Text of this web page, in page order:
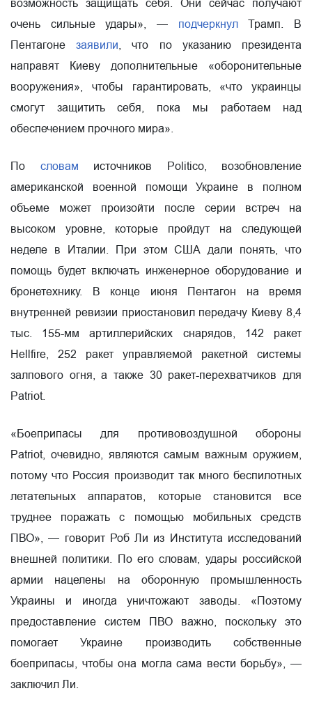
возможность защищать себя. Они сейчас получают
очень сильные удары», — подчеркнулТрамп. В
Пентагонезаявили, что по указанию президента
направят Киеву дополнительные «оборонительные
вооружения», чтобы гарантировать, «что украинцы
смогут защитить себя, пока мы работаем над
обеспечением прочного мира».
По словам источников Politico, возобновление
американской военной помощи Украине в полном
объеме может произойти после серии встреч на
высоком уровне, которые пройдут на следующей
неделе в Италии. При этом США дали понять, что
помощь будет включать инженерное оборудование и
бронетехнику. В конце июня Пентагон на время
внутренней ревизии приостановил передачу Киеву 8,4
тыс. 155-мм артиллерийских снарядов, 142 ракет
Hellfire, 252 ракет управляемой ракетной системы
залпового огня, а также 30 ракет-перехватчиков для
Patriot.
«Боеприпасы для противовоздушной обороны
Patriot, очевидно, являются самым важным оружием,
потому что Россия производит так много беспилотных
летательных аппаратов, которые становится все
труднее поражать с помощью мобильных средств
ПВО», — говорит Роб Ли из Института исследований
внешней политики. По его словам, удары российской
армии нацелены на оборонную промышленность
Украины и иногда уничтожают заводы. «Поэтому
предоставление систем ПВО важно, поскольку это
помогает Украине производить собственные
боеприпасы, чтобы она могла сама вести борьбу», —
заключил Ли.